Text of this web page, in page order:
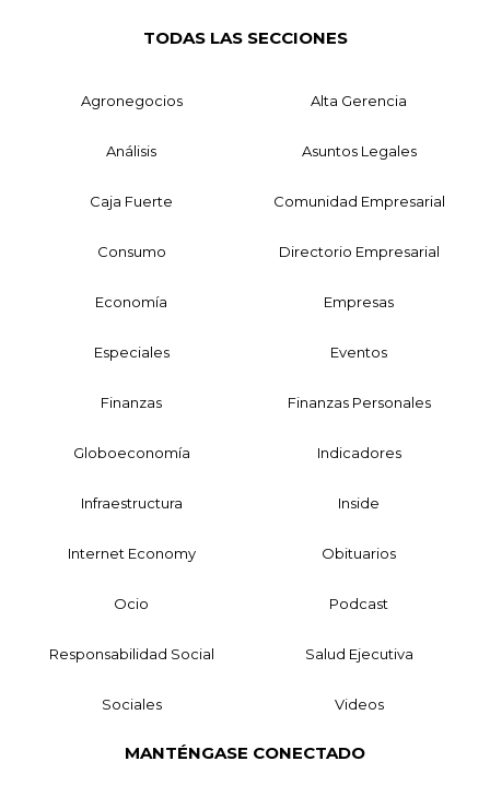
TODAS LAS SECCIONES
Agronegocios Alta Gerencia
Análisis Asuntos Legales
Caja Fuerte Comunidad Empresarial
Consumo Directorio Empresarial
Economía Empresas
Especiales Eventos
Finanzas Finanzas Personales
Globoeconomía Indicadores
Infraestructura Inside
Internet Economy Obituarios
Ocio Podcast
Responsabilidad Social Salud Ejecutiva
Sociales Videos
MANTÉNGASE CONECTADO